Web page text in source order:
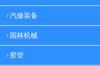
汽修装备
园林机械
胶管